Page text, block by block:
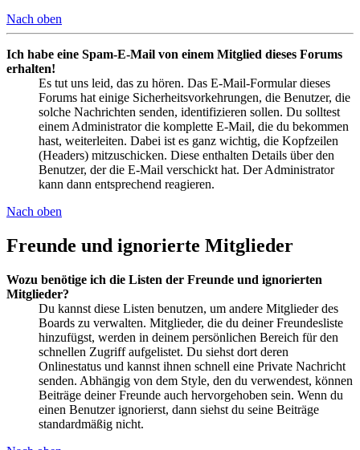
Nach oben
Ich habe eine Spam-E-Mail von einem Mitglied dieses Forums
erhalten!
Es tut uns leid, das zu hören. Das E-Mail-Formular dieses
Forums hat einige Sicherheitsvorkehrungen, die Benutzer, die
solche Nachrichten senden, identifizieren sollen. Du solltest
einem Administrator die komplette E-Mail, die du bekommen
hast, weiterleiten. Dabei ist es ganz wichtig, die Kopfzeilen
(Headers) mitzuschicken. Diese enthalten Details über den
Benutzer, der die E-Mail verschickt hat. Der Administrator
kann dann entsprechend reagieren.
Nach oben
Freunde und ignorierte Mitglieder
Wozu benötige ich die Listen der Freunde und ignorierten
Mitglieder?
Du kannst diese Listen benutzen, um andere Mitglieder des
Boards zu verwalten. Mitglieder, die du deiner Freundesliste
hinzufügst, werden in deinem persönlichen Bereich für den
schnellen Zugriff aufgelistet. Du siehst dort deren
Onlinestatus und kannst ihnen schnell eine Private Nachricht
senden. Abhängig von dem Style, den du verwendest, können
Beiträge deiner Freunde auch hervorgehoben sein. Wenn du
einen Benutzer ignorierst, dann siehst du seine Beiträge
standardmäßig nicht.